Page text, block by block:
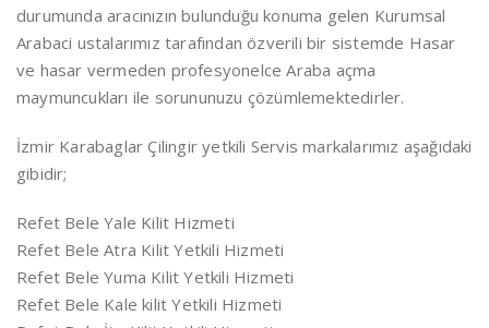
durumunda aracınızın bulunduğu konuma gelen Kurumsal
Arabaci ustalarımız tarafından özverili bir sistemde Hasar
ve hasar vermeden profesyonelce Araba açma
maymuncukları ile sorununuzu çözümlemektedirler.
İzmir Karabaglar Çilingir yetkili Servis markalarımız aşağıdaki
gibidir;
Refet Bele Yale Kilit Hizmeti
Refet Bele Atra Kilit Yetkili Hizmeti
Refet Bele Yuma Kilit Yetkili Hizmeti
Refet Bele Kale kilit Yetkili Hizmeti